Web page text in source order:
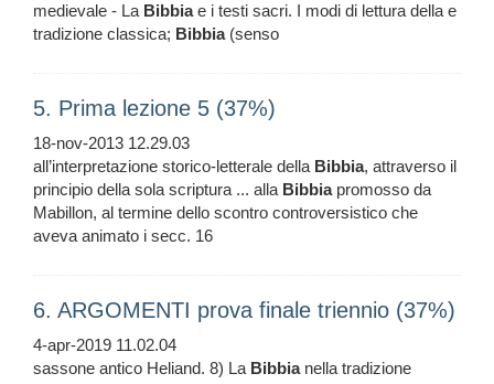
medievale - La Bibbiae i testi sacri. I modi di lettura della e
tradizione classica; Bibbia(senso
5. Prima lezione 5 (37%)
18-nov-2013 12.29.03
all’interpretazione storico-letterale della Bibbia, attraverso il
principio della sola scriptura ... alla Bibbiapromosso da
Mabillon, al termine dello scontro controversistico che
aveva animato i secc. 16
6. ARGOMENTI prova finale triennio (37%)
4-apr-2019 11.02.04
sassone antico Heliand. 8) La Bibbianella tradizione